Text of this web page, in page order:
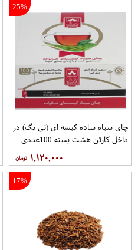
25%
چای سیاه ساده کیسه ای (تی بگ) در
داخل کارتن هشت بسته 100عددی
۱,۱۲۰,۰۰۰
17%